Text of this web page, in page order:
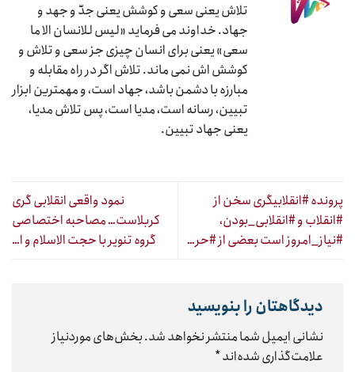
تلاش یعنی سعی و کوشش یعنی جدّ و جهد و
جهاد. خداوند می فرماید «لیس للانسان الا ما
سعی» یعنی برای انسان چیزی جز سعی و تلاش و
کوشش اش نمی ماند. تلاش اگر در راه مقابله و
مبارزه با دشمن باشد، جهاد است، و مهمترین ابزار
تبیین، رسانه است، مدیا است، پس تلاش مدیا،
یعنی جهاد تبیین.
پرونده #انقلابیگری سخن از
#انقلاب و #انقلابی_بودن،
#نیاز_امروز است بعضی از #حر…
نمود واقعی انقلابی گری
کربلاست… مصاحبه اختصاصی
گروه تنویر با حجت الاسلام و ا…
دیدگاهتان را بنویسید
نشانی ایمیل شما منتشر نخواهد شد.بخش‌های موردنیاز
علامت‌گذاری شده‌اند*